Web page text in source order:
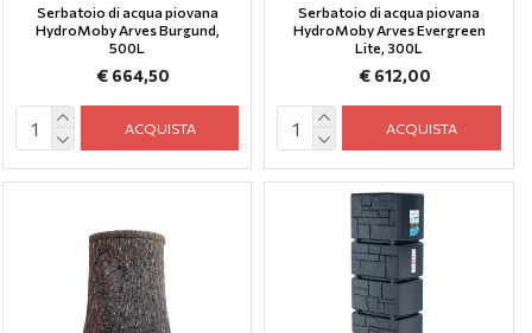
Serbatoio di acqua piovana
HydroMoby Arves Burgund,
500L
€ 664,50
ACQUISTA
Serbatoio di acqua piovana
HydroMoby Arves Evergreen
Lite, 300L
€ 612,00
ACQUISTA